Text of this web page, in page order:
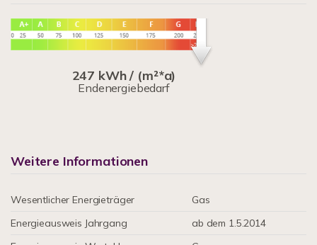
247 kWh / (m²*a)
Endenergiebedarf
Weitere Informationen
Wesentlicher Energieträger
Gas
Energieausweis Jahrgang
ab dem 1.5.2014